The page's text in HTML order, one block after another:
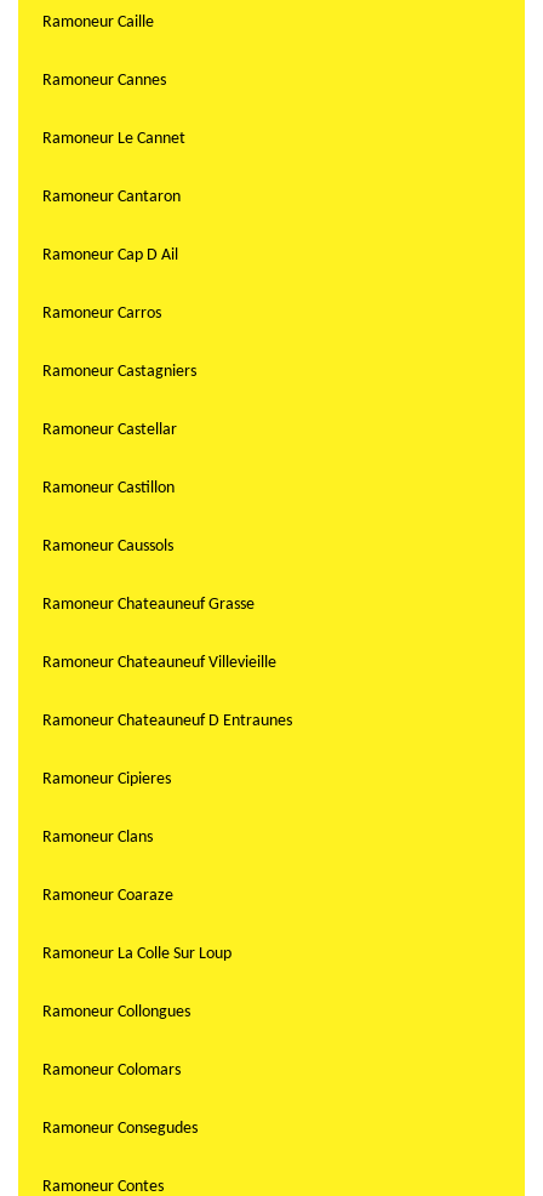
Ramoneur Caille
Ramoneur Cannes
Ramoneur Le Cannet
Ramoneur Cantaron
Ramoneur Cap D Ail
Ramoneur Carros
Ramoneur Castagniers
Ramoneur Castellar
Ramoneur Castillon
Ramoneur Caussols
Ramoneur Chateauneuf Grasse
Ramoneur Chateauneuf Villevieille
Ramoneur Chateauneuf D Entraunes
Ramoneur Cipieres
Ramoneur Clans
Ramoneur Coaraze
Ramoneur La Colle Sur Loup
Ramoneur Collongues
Ramoneur Colomars
Ramoneur Consegudes
Ramoneur Contes